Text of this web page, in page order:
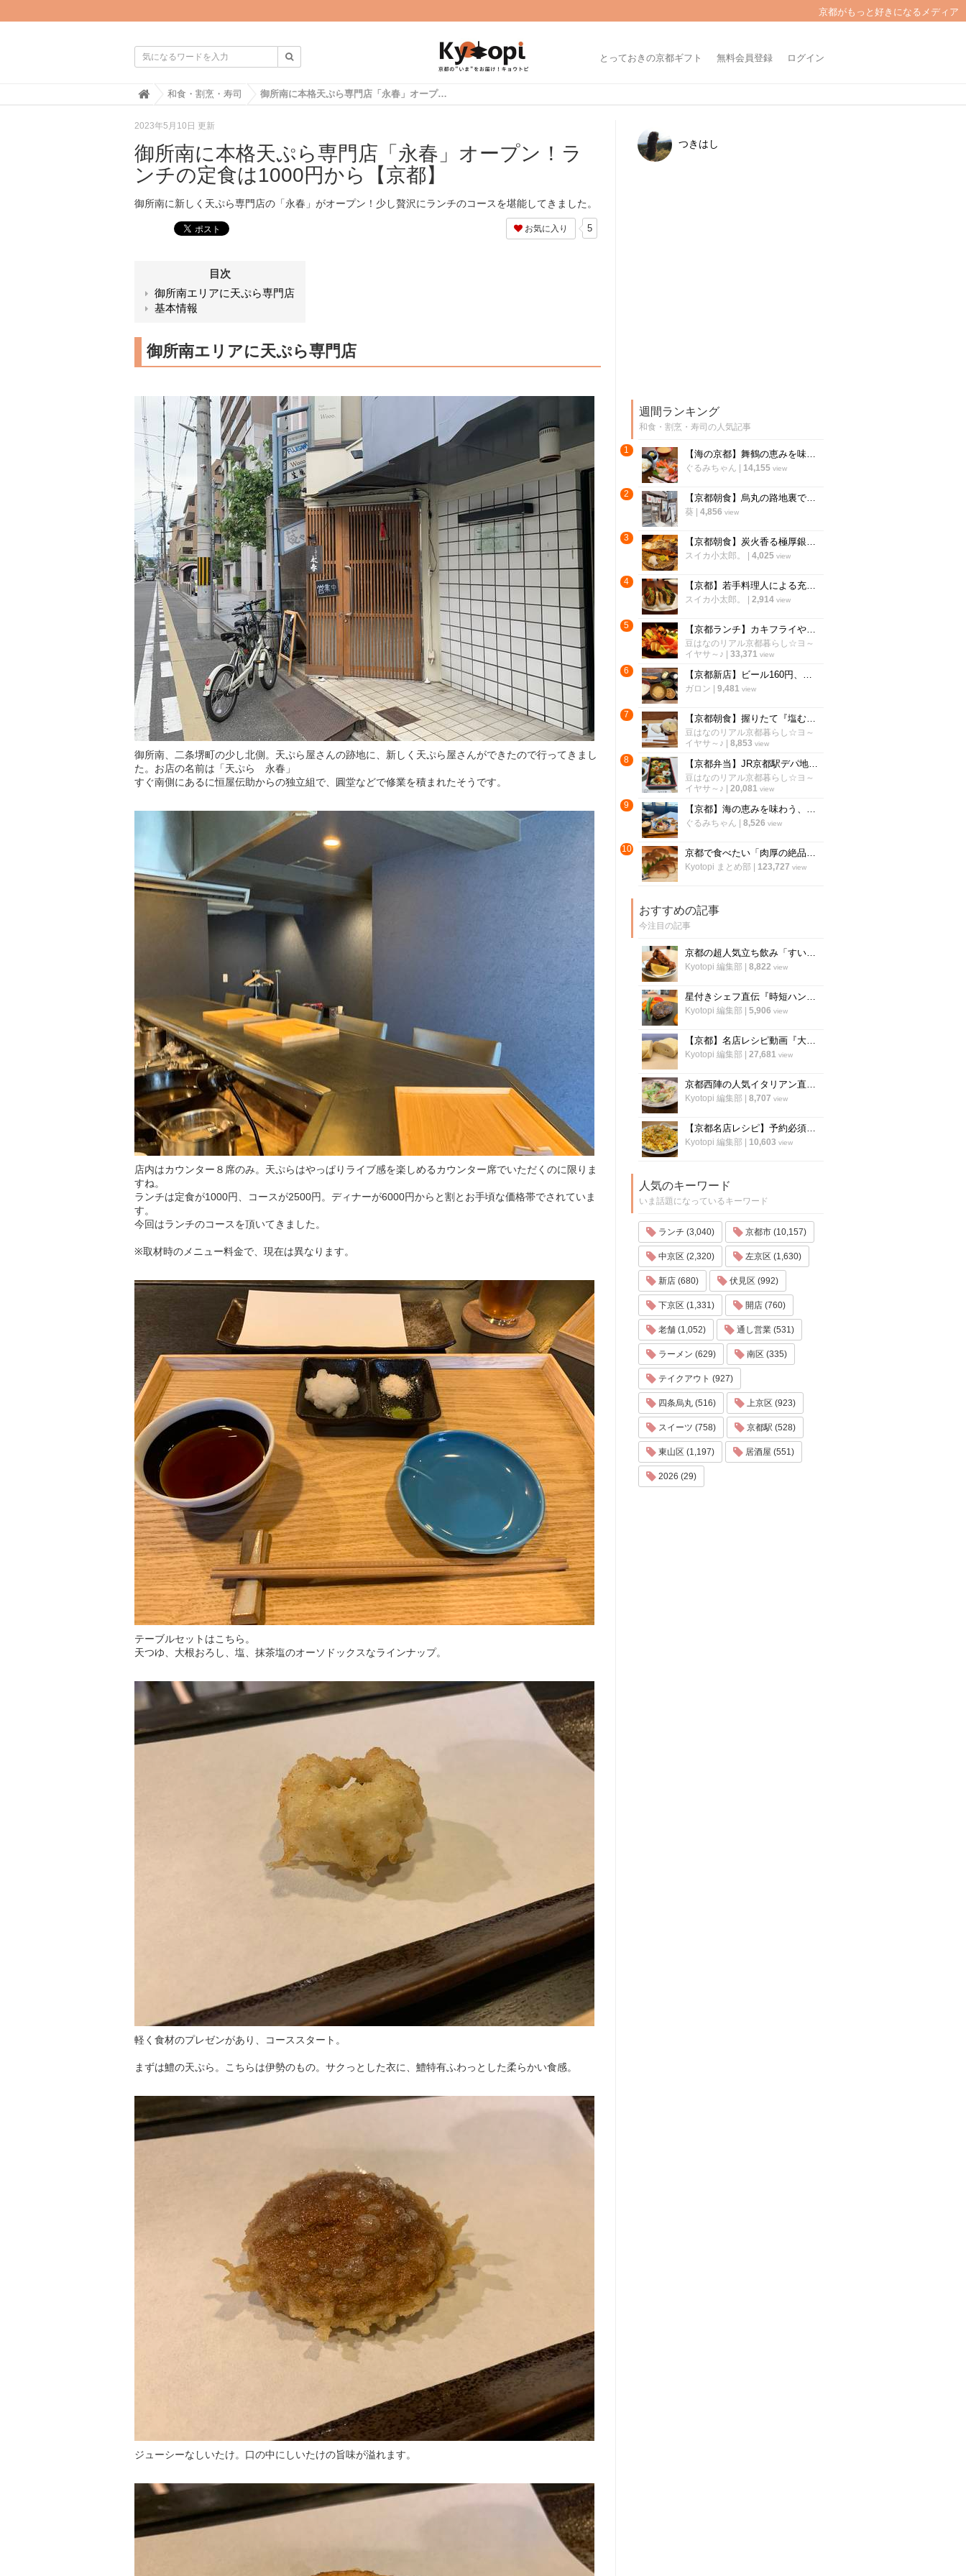
京都がもっと好きになるメディア
とっておきの京都ギフト 無料会員登録 ログイン
H
e
和食・割烹・寿司 御所南に本格天ぷら専門店「永春」オープン！ランチの定食は1000円から【京都】
2023年5月10日 更新
御所南に本格天ぷら専門店「永春」オープン！ラ
ンチの定食は1000円から【京都】
御所南に新しく天ぷら専門店の「永春」がオープン！少し贅沢にランチのコースを堪能してきました。
お気に入り 5
目次
御所南エリアに天ぷら専門店
基本情報
御所南エリアに天ぷら専門店
御所南、二条堺町の少し北側。天ぷら屋さんの跡地に、新しく天ぷら屋さんができたので行ってきまし
た。お店の名前は「天ぷら 永春」
すぐ南側にあるに恒屋伝助からの独立組で、圓堂などで修業を積まれたそうです。
店内はカウンター８席のみ。天ぷらはやっぱりライブ感を楽しめるカウンター席でいただくのに限りま
すね。
ランチは定食が1000円、コースが2500円。ディナーが6000円からと割とお手頃な価格帯でされていま
す。
今回はランチのコースを頂いてきました。
※取材時のメニュー料金で、現在は異なります。
テーブルセットはこちら。
天つゆ、大根おろし、塩、抹茶塩のオーソドックスなラインナップ。
軽く食材のプレゼンがあり、コーススタート。
まずは鱧の天ぷら。こちらは伊勢のもの。サクっとした衣に、鱧特有ふわっとした柔らかい食感。
ジューシーなしいたけ。口の中にしいたけの旨味が溢れます。
つきはし
週間ランキング
和食・割烹・寿司の人気記事
1 【海の京都】舞鶴の恵みを味わう海鮮ランチ♡ 魚屋直営の穴場店 『大六丸』
ぐるみちゃん 14,155 view
2 【京都朝食】烏丸の路地裏で見つけた！一等米100%使用、絶品のおにぎり専門店
葵 4,856 view
3 【京都朝食】炭火香る極厚銀鮭と土鍋ご飯に歓喜！四条烏丸の朝食専門店「京都 いとおかし」
スイカ小太郎。 4,025 view
4 【京都】若手料理人による充実の間借り寿司店！平日夜限定「寿司 寅のや」
スイカ小太郎。 2,914 view
5 【京都ランチ】カキフライや海鮮丼激ウマ！若狭湾の幸をゆったり堪能「いけす料理卑弥呼」
豆はなのリアル京都暮らし☆ヨ～
イヤサ～♪
33,371 view
6 【京都新店】ビール160円、ねぎとろ90円！炭焼き干物定食は朝6時から「しんぱち食堂」
ガロン 9,481 view
7 【京都朝食】握りたて『塩むすび』シンプルイズベスト至高の朝ごはん「羽釜おむすび白々」
豆はなのリアル京都暮らし☆ヨ～
イヤサ～♪
8,853 view
8 【京都弁当】JR京都駅デパ地下で老舗名店の味を食べ比べ☆旅のお供にも最適「京都伊勢丹」
豆はなのリアル京都暮らし☆ヨ～
イヤサ～♪
20,081 view
9 【京都】海の恵みを味わう、海辺のカフェ食堂で贅沢ランチ『地産食堂HISAMI』
ぐるみちゃん 8,526 view
10 京都で食べたい「肉厚の絶品さば寿司」厳選9店！老舗や定番から穴場まで【まとめ】
Kyotopi まとめ部 123,727 view
おすすめの記事
今注目の記事
京都の超人気立ち飲み「すいば」が美味しい『から揚げ』の作り方を伝授！
Kyotopi 編集部 8,822 view
星付きシェフ直伝『時短ハンバーグ』の作り方！”合わせ調味料”が決め手！フランス料理「レーヌ デ プレ」
Kyotopi 編集部 5,906 view
【京都】名店レシピ動画『大徳寺さいき家』直伝 「ふわふわ だし巻き卵」の作り方！
Kyotopi 編集部 27,681 view
京都西陣の人気イタリアン直伝「アンチョビのオイルパスタ」の作り方
Kyotopi 編集部 8,707 view
【京都名店レシピ】予約必須店「秋華」直伝 、パラパラ鮭のチャーハン！超簡単！
Kyotopi 編集部 10,603 view
人気のキーワード
いま話題になっているキーワード
ランチ (3,040) 京都市 (10,157)
中京区 (2,320) 左京区 (1,630)
新店 (680) 伏見区 (992)
下京区 (1,331) 開店 (760)
老舗 (1,052) 通し営業 (531)
ラーメン (629) 南区 (335)
テイクアウト (927)
四条烏丸 (516) 上京区 (923)
スイーツ (758) 京都駅 (528)
東山区 (1,197) 居酒屋 (551)
2026 (29)